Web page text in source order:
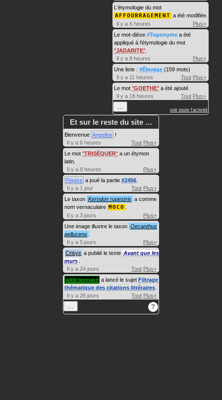
L'étymologie du mot
AFFOURRAGEMENT a été modifiée.
Il y a 6 heures
Plus+
Le mot-dièse #Toponyme a été
appliqué à l'étymologie du mot
JADARITE
Il y a 8 heures
Plus+
Une liste : #Élevage (159 mots)
Il y a 11 heures
Tout Plus+
Le mot GOETHE a été ajouté.
Il y a 18 heures
Tout Plus+
voir toute l'activité
Et sur le reste du site …
Bienvenue Angeline !
Il y a 6 heures
Tout Plus+
Le mot TRISÉQUER a un étymon
latin.
Il y a 8 heures
Plus+
Pépère a joué la partie #2456
Il y a 1 jour
Tout Plus+
Le taxon Kerodon rupestris a comme
nom vernaculaire MOCO
Il y a 3 jours
Plus+
Une image illustre le taxon Oecanthus
pellucens
Il y a 5 jours
Plus+
Crisyx a publié le texte Avant que les
murs
Il y a 24 jours
Tout Plus+
addictionnaire a lancé le sujet Filtrage
thématique des citations littéraires
Il y a 26 jours
Tout Plus+
?